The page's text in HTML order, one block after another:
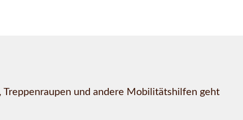
und andere Mobilitätshilfen geht